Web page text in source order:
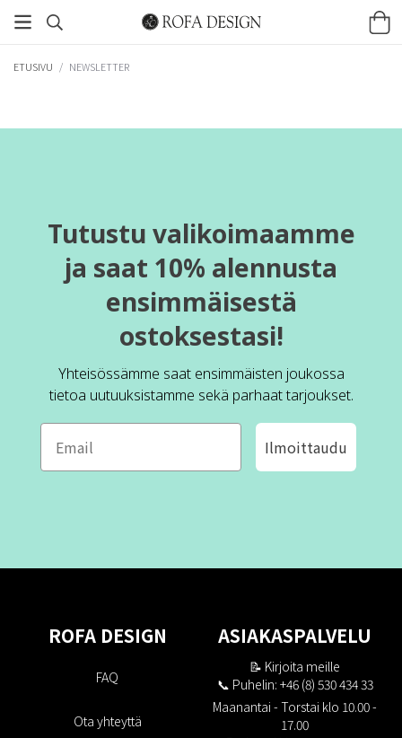
ETUSIVU / NEWSLETTER
Tutustu valikoimaamme
ja saat 10% alennusta
ensimmäisestä
ostoksestasi!
Yhteisössämme saat ensimmäisten joukossa
tietoa uutuuksistamme sekä parhaat tarjoukset.
Ilmoittaudu
ROFA DESIGN
FAQ
Ota yhteyttä
ASIAKASPALVELU
📝 Kirjoita meille
📞 Puhelin: +46 (8) 530 434 33
Maanantai - Torstai klo 10.00 -
17.00